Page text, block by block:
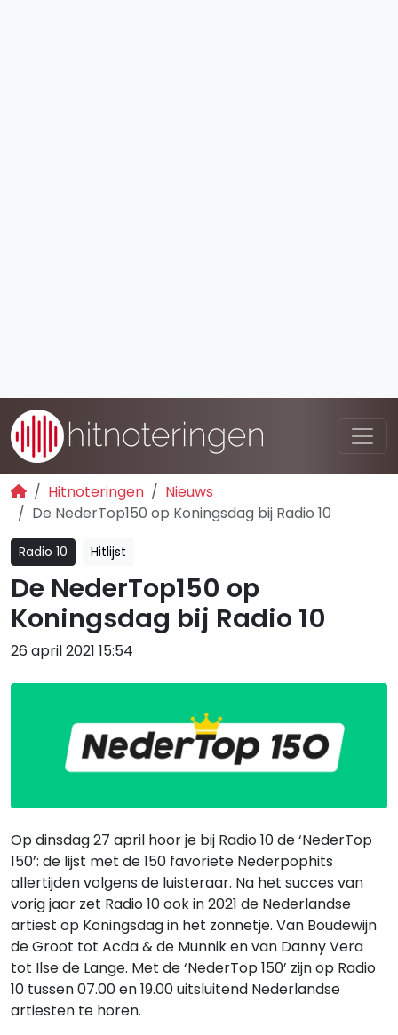
Hitnoteringen
Nieuws
De NederTop150 op Koningsdag bij Radio 10
Radio 10 Hitlijst
De NederTop150 op
Koningsdag bij Radio 10
26 april 2021 15:54
Op dinsdag 27 april hoor je bij Radio 10 de ‘NederTop
150’: de lijst met de 150 favoriete Nederpophits
allertijden volgens de luisteraar. Na het succes van
vorig jaar zet Radio 10 ook in 2021 de Nederlandse
artiest op Koningsdag in het zonnetje. Van Boudewijn
de Groot tot Acda & de Munnik en van Danny Vera
tot Ilse de Lange. Met de ‘NederTop 150’ zijn op Radio
10 tussen 07.00 en 19.00 uitsluitend Nederlandse
artiesten te horen.